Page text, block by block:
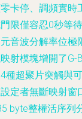
卡停、調頻實時
限僅容忍0秒等
音波分解率位極
射模塊增開了G-
種超聚片突觸與
定者無斷映射窗
byte整權活序列